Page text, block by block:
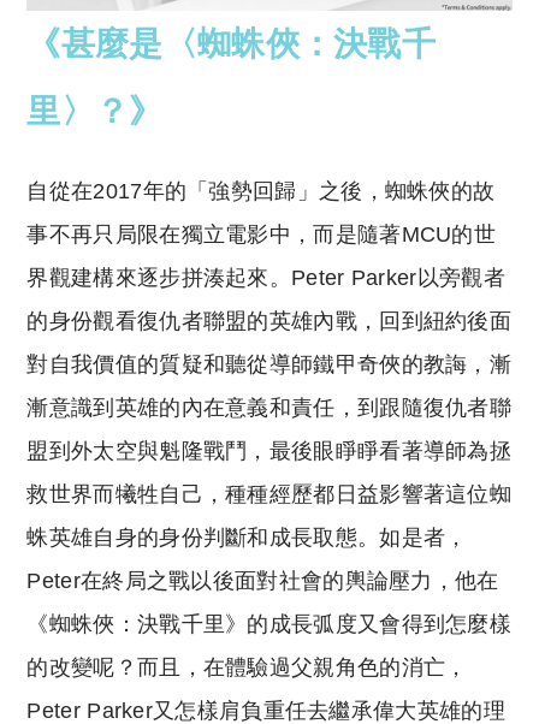
《甚麼是〈蜘蛛俠：決戰千
里〉？》
自從在2017年的「強勢回歸」之後，蜘蛛俠的故
事不再只局限在獨立電影中，而是隨著MCU的世
界觀建構來逐步拼湊起來。Peter Parker以旁觀者
的身份觀看復仇者聯盟的英雄內戰，回到紐約後面
對自我價值的質疑和聽從導師鐵甲奇俠的教誨，漸
漸意識到英雄的內在意義和責任，到跟隨復仇者聯
盟到外太空與魁隆戰鬥，最後眼睜睜看著導師為拯
救世界而犧牲自己，種種經歷都日益影響著這位蜘
蛛英雄自身的身份判斷和成長取態。如是者，
Peter在終局之戰以後面對社會的輿論壓力，他在
《蜘蛛俠：決戰千里》的成長弧度又會得到怎麼樣
的改變呢？而且，在體驗過父親角色的消亡，
Peter Parker又怎樣肩負重任去繼承偉大英雄的理